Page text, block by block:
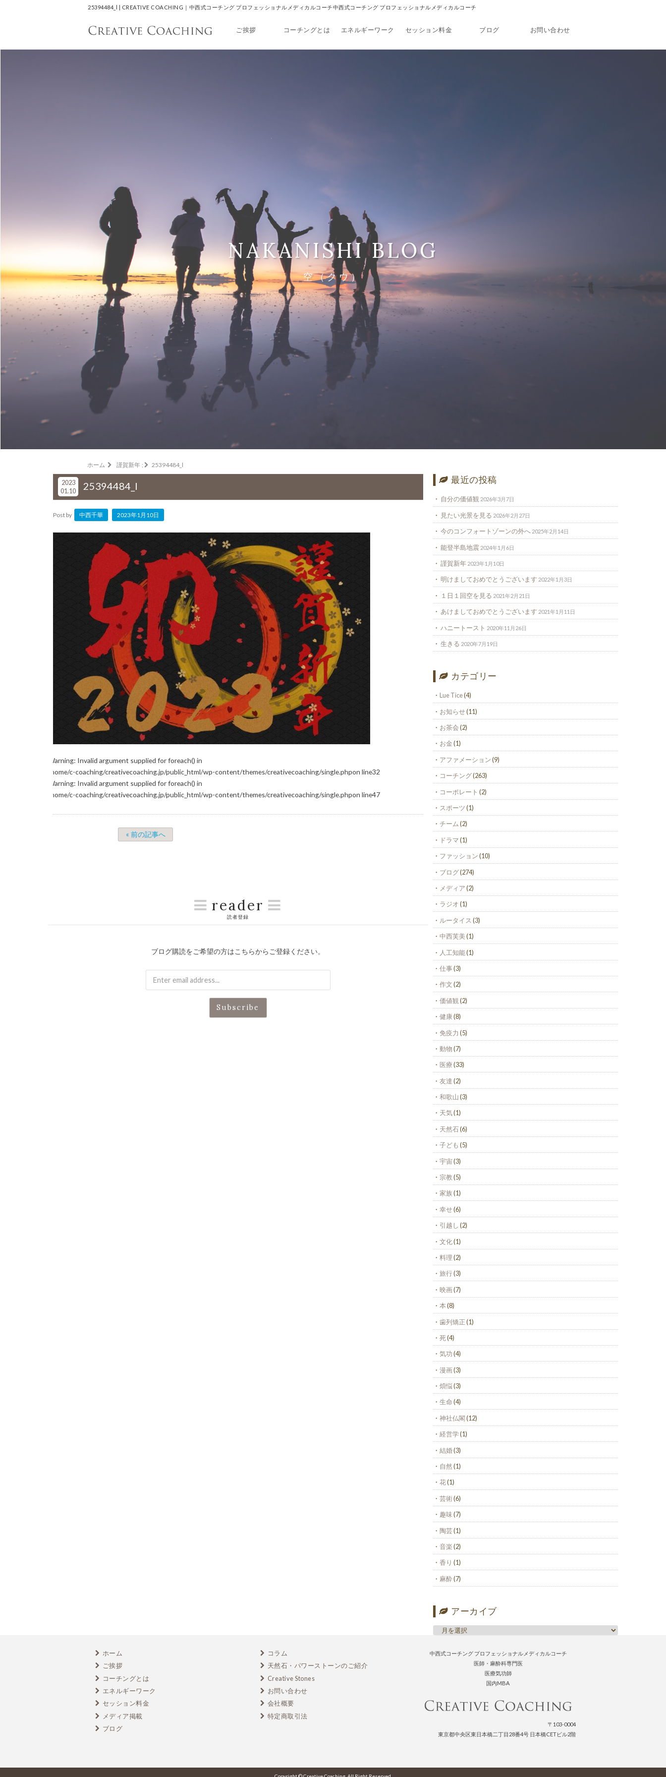
25394484_l | CREATIVE COACHING｜中西式コーチング プロフェッショナルメディカルコーチ中西式コーチング プロフェッショナルメディカルコーチ
ご挨拶 コーチングとは エネルギーワーク セッション料金 ブログ お問い合わせ
NAKANISHI BLOG
空（クウ）
ホーム 謹賀新年 ; 25394484_l
2023
01.10
25394484_l
Post by 中西千華 2023年1月10日
Warning: Invalid argument supplied for foreach() in
/home/c-coaching/creativecoaching.jp/public_html/wp-content/themes/creativecoaching/single.phpon line32
Warning: Invalid argument supplied for foreach() in
/home/c-coaching/creativecoaching.jp/public_html/wp-content/themes/creativecoaching/single.phpon line47
« 前の記事へ
reader
読者登録
ブログ購読をご希望の方はこちらからご登録ください。
最近の投稿
自分の価値観 2026年3月7日
見たい光景を見る 2026年2月27日
今のコンフォートゾーンの外へ 2025年2月14日
能登半島地震 2024年1月6日
謹賀新年 2023年1月10日
明けましておめでとうございます 2022年1月3日
１日１回空を見る 2021年2月21日
あけましておめでとうございます 2021年1月11日
ハニートースト 2020年11月26日
生きる 2020年7月19日
カテゴリー
Lue Tice(4)
お知らせ(11)
お茶会(2)
お金(1)
アファメーション(9)
コーチング(263)
コーポレート (2)
スポーツ(1)
チーム(2)
ドラマ(1)
ファッション(10)
ブログ(274)
メディア(2)
ラジオ(1)
ルータイス (3)
中西芙美(1)
人工知能(1)
仕事(3)
作文(2)
価値観 (2)
健康(8)
免疫力 (5)
動物(7)
医療(33)
友達(2)
和歌山(3)
天気(1)
天然石(6)
子ども (5)
宇宙(3)
宗教(5)
家族(1)
幸せ(6)
引越し (2)
文化(1)
料理(2)
旅行(3)
映画(7)
本(8)
歯列矯正(1)
死(4)
気功(4)
漫画(3)
煩悩(3)
生命(4)
神社仏閣(12)
経営学(1)
結婚(3)
自然(1)
花(1)
芸術(6)
趣味(7)
陶芸(1)
音楽(2)
香り (1)
麻酔(7)
アーカイブ
ホーム
ご挨拶
コーチングとは
エネルギーワーク
セッション料金
メディア掲載
ブログ
コラム
天然石・パワーストーンのご紹介
Creative Stones
お問い合わせ
会社概要
特定商取引法
中西式コーチング プロフェッショナルメディカルコーチ
医師・麻酔科専門医
医療気功師
国内MBA
〒103-0004
東京都中央区東日本橋二丁目28番4号 日本橋CETビル2階